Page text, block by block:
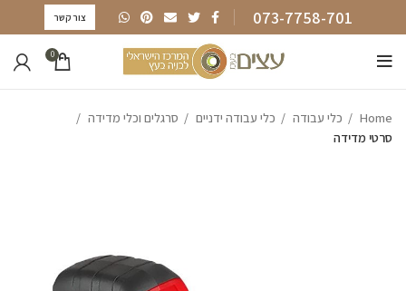
073-7758-701 צור קשר
0
Home כלי עבודה כלי עבודה ידניים
סרגלים וכלי מדידה
סרטי מדידה